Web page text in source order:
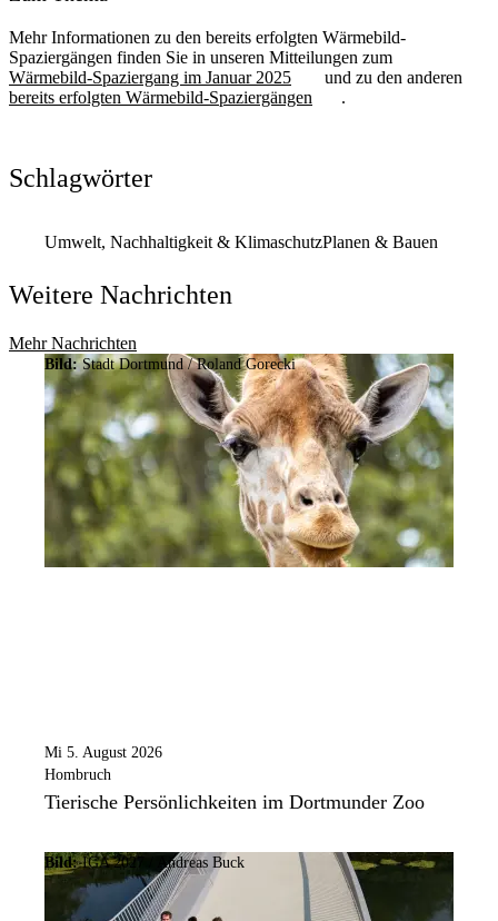
Mehr Informationen zu den bereits erfolgten Wärmebild-
Spaziergängen finden Sie in unseren Mitteilungen zum
Wärmebild-Spaziergang im Januar 2025
und zu den anderen
bereits erfolgten Wärmebild-Spaziergängen
.
Schlagwörter
Umwelt, Nachhaltigkeit & KlimaschutzPlanen & Bauen
Weitere Nachrichten
Mehr Nachrichten
Bild:Stadt Dortmund / Roland Gorecki
Mi 5. August 2026
Hombruch
Tierische Persönlichkeiten im Dortmunder Zoo
Bild: IGA 2027 / Andreas Buck